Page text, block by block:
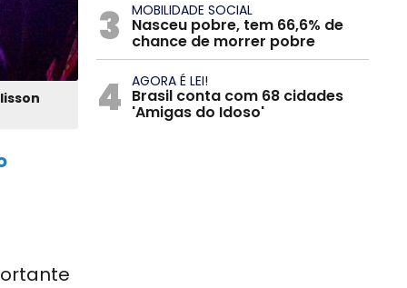
3 MOBILIDADE SOCIAL
Nasceu pobre, tem 66,6% de
chance de morrer pobre
4 AGORA É LEI!
Brasil conta com 68 cidades
'Amigas do Idoso'